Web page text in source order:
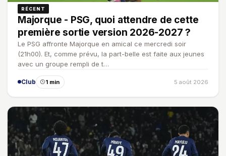
RÉCENT
Majorque - PSG, quoi attendre de cette
première sortie version 2026-2027 ?
Le PSG affronte Majorque en amical ce mercredi soir
(21h00). Et, comme prévu, la part-belle est faite aux jeunes
avec un groupe rempli de t…
Club 1 min 5 août 2026